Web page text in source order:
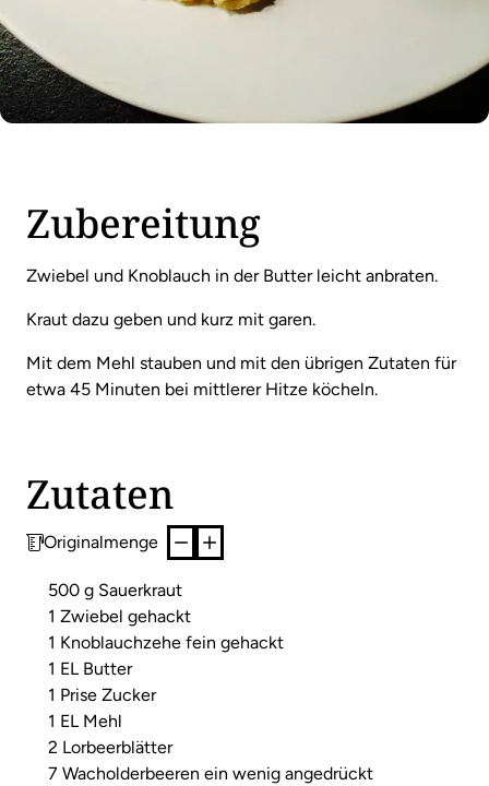
Zubereitung
Zwiebel und Knoblauch in der Butter leicht anbraten.
Kraut dazu geben und kurz mit garen.
Mit dem Mehl stauben und mit den übrigen Zutaten für
etwa 45 Minuten bei mittlerer Hitze köcheln.
Zutaten
Originalmenge
500 g Sauerkraut
1 Zwiebel gehackt
1 Knoblauchzehe fein gehackt
1 EL Butter
1 Prise Zucker
1 EL Mehl
2 Lorbeerblätter
7 Wacholderbeeren ein wenig angedrückt